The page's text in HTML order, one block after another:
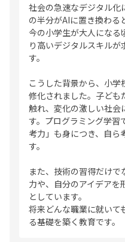
社会の急速なデジタル化
の半分がAIに置き換わる
今の小学生が大人になる
り高いデジタルスキル
す。
こうした背景から、小
修化されました。子ども
触れ、変化の激しい社会
す。プログラミング学習
考力」も身につき、自ら
す。
また、技術の習得だけ
力や、自分のアイデアを
としています。
将来どんな職業に就いて
る基礎を築く教育です。